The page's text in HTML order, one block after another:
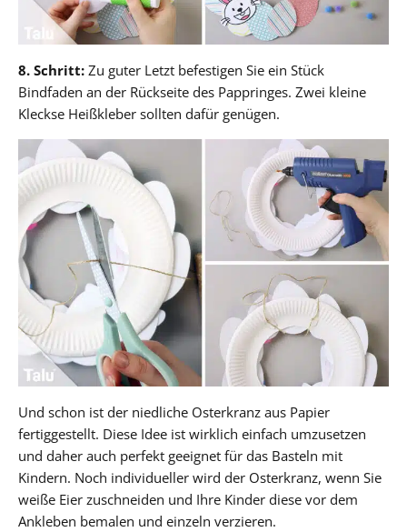
8. Schritt: Zu guter Letzt befestigen Sie ein Stück
Bindfaden an der Rückseite des Pappringes. Zwei kleine
Kleckse Heißkleber sollten dafür genügen.
Und schon ist der niedliche Osterkranz aus Papier
fertiggestellt. Diese Idee ist wirklich einfach umzusetzen
und daher auch perfekt geeignet für das Basteln mit
Kindern. Noch individueller wird der Osterkranz, wenn Sie
weiße Eier zuschneiden und Ihre Kinder diese vor dem
Ankleben bemalen und einzeln verzieren.